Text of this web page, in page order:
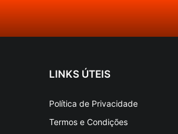
LINKS ÚTEIS
Política de Privacidade
Termos e Condições